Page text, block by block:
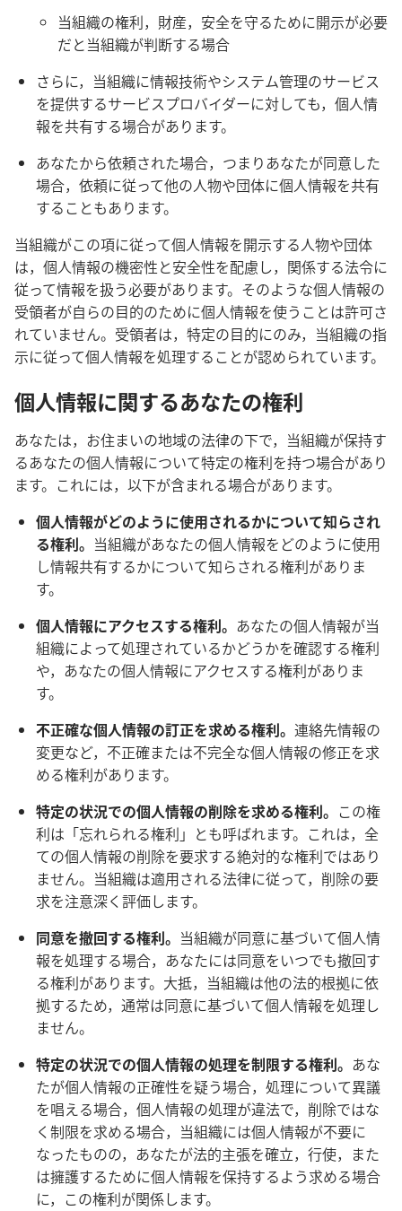
当組織の権利，財産，安全を守るために開示が必要
だと当組織が判断する場合
さらに，当組織に情報技術やシステム管理のサービス
を提供するサービスプロバイダーに対しても，個人情
報を共有する場合があります。
あなたから依頼された場合，つまりあなたが同意した
場合，依頼に従って他の人物や団体に個人情報を共有
することもあります。
当組織がこの項に従って個人情報を開示する人物や団体
は，個人情報の機密性と安全性を配慮し，関係する法令に
従って情報を扱う必要があります。そのような個人情報の
受領者が自らの目的のために個人情報を使うことは許可さ
れていません。受領者は，特定の目的にのみ，当組織の指
示に従って個人情報を処理することが認められています。
個人情報に関するあなたの権利
あなたは，お住まいの地域の法律の下で，当組織が保持す
るあなたの個人情報について特定の権利を持つ場合があり
ます。これには，以下が含まれる場合があります。
個人情報がどのように使用されるかについて知らされ
る権利。 当組織があなたの個人情報をどのように使用
し情報共有するかについて知らされる権利がありま
す。
個人情報にアクセスする権利。 あなたの個人情報が当
組織によって処理されているかどうかを確認する権利
や，あなたの個人情報にアクセスする権利がありま
す。
不正確な個人情報の訂正を求める権利。 連絡先情報の
変更など，不正確または不完全な個人情報の修正を求
める権利があります。
特定の状況での個人情報の削除を求める権利。 この権
利は「忘れられる権利」とも呼ばれます。これは，全
ての個人情報の削除を要求する絶対的な権利ではあり
ません。当組織は適用される法律に従って，削除の要
求を注意深く評価します。
同意を撤回する権利。 当組織が同意に基づいて個人情
報を処理する場合，あなたには同意をいつでも撤回す
る権利があります。大抵，当組織は他の法的根拠に依
拠するため，通常は同意に基づいて個人情報を処理し
ません。
特定の状況での個人情報の処理を制限する権利。 あな
たが個人情報の正確性を疑う場合，処理について異議
を唱える場合，個人情報の処理が違法で，削除ではな
く制限を求める場合，当組織には個人情報が不要に
なったものの，あなたが法的主張を確立，行使，また
は擁護するために個人情報を保持するよう求める場合
に，この権利が関係します。